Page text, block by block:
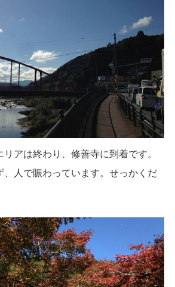
アは終わり、修善寺に到着です。
、人で賑わっています。せっかくだ